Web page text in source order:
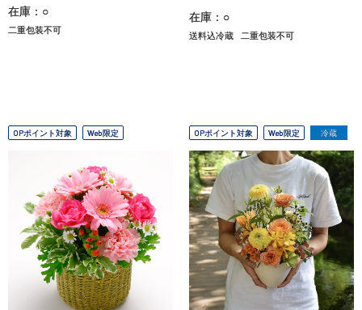
在庫：○
二重包装不可
在庫：○
送料込冷蔵 二重包装不可
OPポイント対象 Web限定 OPポイント対象 Web限定 冷蔵